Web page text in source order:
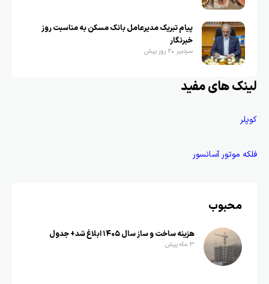
پیام تبریک مدیرعامل بانک مسکن به مناسبت روز
خبرنگار
سردبیر 2 روز پیش
لینک های مفید
کوپلر
فلکه موتور آسانسور
محبوب
هزینه ساخت و ساز سال ۱۴۰۵ ابلاغ شد+ جدول
3 ماه پیش